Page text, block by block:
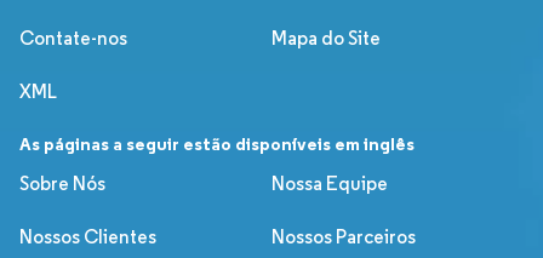
Contate-nos Mapa do Site
XML
As páginas a seguir estão disponíveis em inglês
Sobre Nós
Nossa Equipe
Nossos Clientes Nossos Parceiros